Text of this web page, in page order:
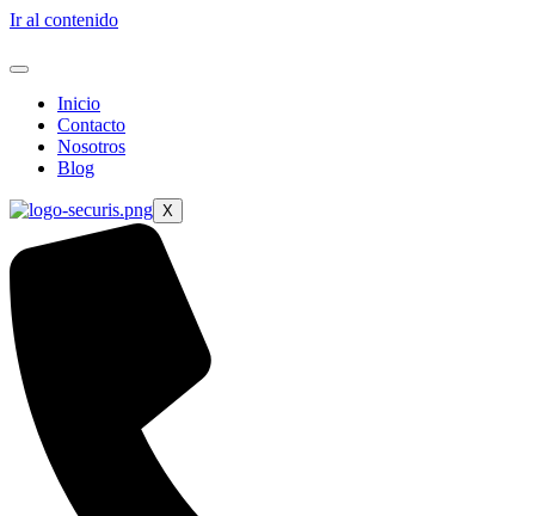
Ir al contenido
Inicio
Contacto
Nosotros
Blog
X